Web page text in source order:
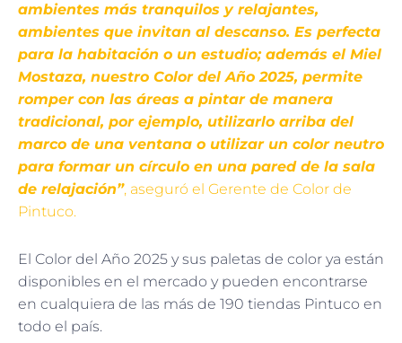
ambientes más tranquilos y relajantes,
ambientes que invitan al descanso. Es perfecta
para la habitación o un estudio; además el Miel
Mostaza, nuestro Color del Año 2025, permite
romper con las áreas a pintar de manera
tradicional, por ejemplo, utilizarlo arriba del
marco de una ventana o utilizar un color neutro
para formar un círculo en una pared de la sala
de relajación”, aseguró el Gerente de Color de
Pintuco.
El Color del Año 2025 y sus paletas de color ya están
disponibles en el mercado y pueden encontrarse
en cualquiera de las más de 190 tiendas Pintuco en
todo el país.